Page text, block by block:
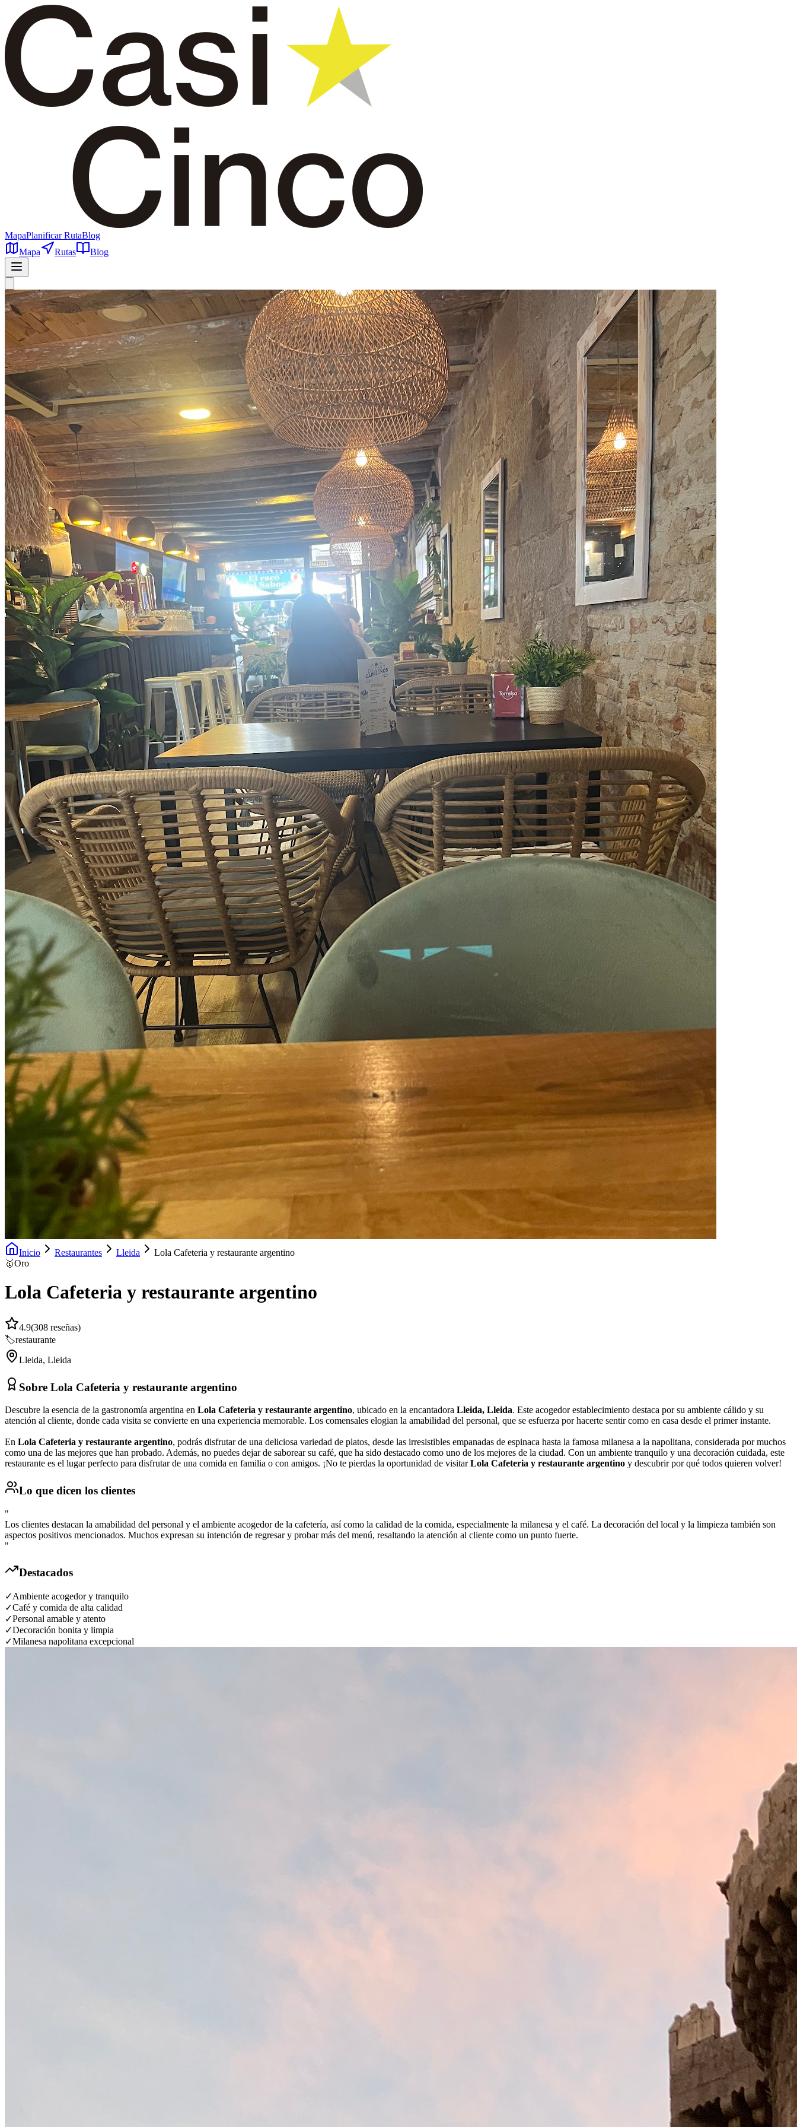
MapaPlanificar RutaBlog
Mapa
Rutas Blog
Inicio Restaurantes Lleida
Lola Cafeteria y restaurante argentino
🥇Oro
Lola Cafeteria y restaurante argentino
4.9(308 reseñas)
🏷️restaurante
Lleida, Lleida
Sobre Lola Cafeteria y restaurante argentino
Descubre la esencia de la gastronomía argentina en Lola Cafeteria y restaurante argentino, ubicado en la encantadora Lleida, Lleida. Este acogedor establecimiento destaca por su ambiente cálido y su
atención al cliente, donde cada visita se convierte en una experiencia memorable. Los comensales elogian la amabilidad del personal, que se esfuerza por hacerte sentir como en casa desde el primer instante.
En Lola Cafeteria y restaurante argentino, podrás disfrutar de una deliciosa variedad de platos, desde las irresistibles empanadas de espinaca hasta la famosa milanesa a la napolitana, considerada por muchos
como una de las mejores que han probado. Además, no puedes dejar de saborear su café, que ha sido destacado como uno de los mejores de la ciudad. Con un ambiente tranquilo y una decoración cuidada, este
restaurante es el lugar perfecto para disfrutar de una comida en familia o con amigos. ¡No te pierdas la oportunidad de visitarLola Cafeteria y restaurante argentino y descubrir por qué todos quieren volver!
Lo que dicen los clientes
"
Los clientes destacan la amabilidad del personal y el ambiente acogedor de la cafetería, así como la calidad de la comida, especialmente la milanesa y el café. La decoración del local y la limpieza también son
aspectos positivos mencionados. Muchos expresan su intención de regresar y probar más del menú, resaltando la atención al cliente como un punto fuerte.
"
Destacados
✓Ambiente acogedor y tranquilo
✓Café y comida de alta calidad
✓Personal amable y atento
✓Decoración bonita y limpia
✓Milanesa napolitana excepcional